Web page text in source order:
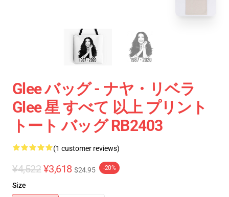
Glee バッグ - ナヤ・リベラ
Glee 星 すべて 以上 プリント
トート バッグ RB2403
(1 customer reviews)
¥4,522 ¥3,618 $24.95 -20%
Size